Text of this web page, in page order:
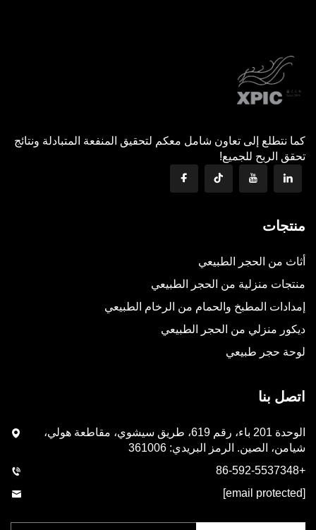
كما نتطلع إلى تعاون شامل معكم لتحقيق المنفعة المتبادلة ونتائج
تحقق الربح للجميع!
منتجات
أثاث من الحجر الطبيعي
منتجات منزلية من الحجر الطبيعي
إمدادات المطبخ والحمام من الرخام الطبيعي
ديكور منزلي من الحجر الطبيعي
لوحة حجر طبيعي
اتصل بنا
الوحدة 201 باء، رقم 619، طريق سيشوي، مقاطعة هولي،
شيامن، الصين. الرمز البريدي: 361006
+86-592-5537348
[email protected]